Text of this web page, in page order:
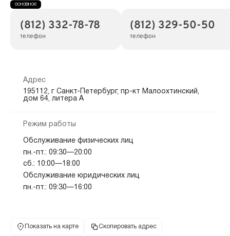
(812) 332-78-78
телефон
(812) 329-50-50
телефон
Адрес
195112, г Санкт-Петербург, пр-кт Малоохтинский,
дом 64, литера А
Режим работы
Обслуживание физических лиц
пн.-пт.: 09:30—20:00
сб.: 10:00—18:00
Обслуживание юридических лиц
пн.-пт.: 09:30—16:00
Показать на карте Скопировать адрес